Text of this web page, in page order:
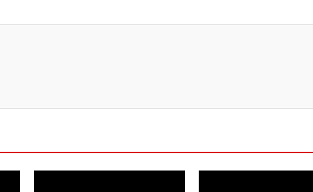
Keterangan Gambar: Relawan Republik Resik Resik Masjid Ponorogo bergotong royong membersihkan Masjid Nurul Hidayah, Desa Nambak, Kecamatan Bungkal, Ponorogo, Jumat (7/8/2026). Keterangan Gambar: Ratusan warga memadati lokasi Genduri Akbar dalam rangkaian Bersih Desa Carat, Kecamatan Kauman, Kabupaten Ponorogo, Rabu (5/8/2026) malam.